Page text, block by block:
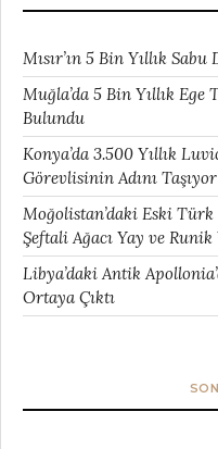
Mısır’ın 5 Bin Yıllık
Muğla’da 5 Bin Yıllık
Bulundu
Konya’da 3.500 Yıllık
Görevlisinin Adını Taşıyor
Moğolistan’daki Eski Türk
Şeftali Ağacı Yay ve Runik
Libya’daki Antik
Ortaya Çıktı